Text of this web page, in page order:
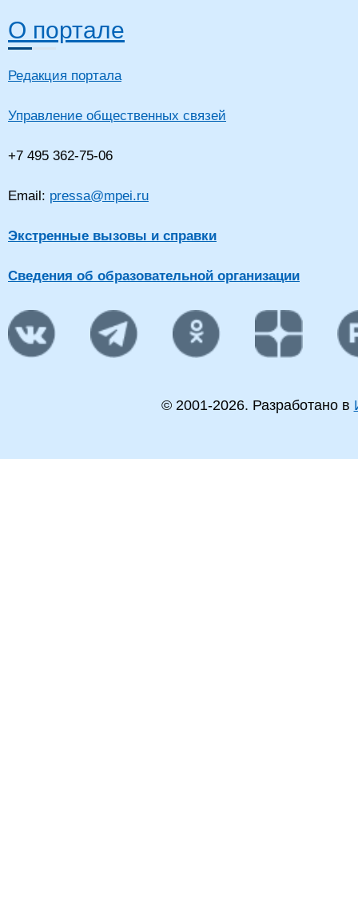
О портале
Редакция портала
Управление общественных связей
+7 495 362-75-06
Email: pressa@mpei.ru
Экстренные вызовы и справки
Сведения об образовательной организации
© 2001-2026. Разработано в